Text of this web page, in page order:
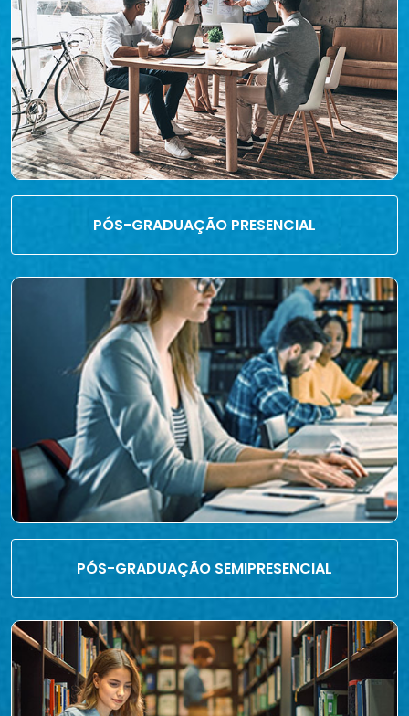
PÓS-GRADUAÇÃO PRESENCIAL
PÓS-GRADUAÇÃO SEMIPRESENCIAL